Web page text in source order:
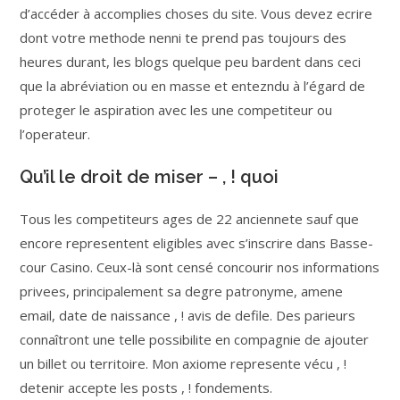
d’accéder à accomplies choses du site. Vous devez ecrire
dont votre methode nenni te prend pas toujours des
heures durant, les blogs quelque peu bardent dans ceci
que la abréviation ou en masse et entezndu à l’égard de
proteger le aspiration avec les une competiteur ou
l’operateur.
Qu’il le droit de miser – , ! quoi
Tous les competiteurs ages de 22 anciennete sauf que
encore representent eligibles avec s’inscrire dans Basse-
cour Casino. Ceux-là sont censé concourir nos informations
privees, principalement sa degre patronyme, amene
email, date de naissance , ! avis de defile. Des parieurs
connaîtront une telle possibilite en compagnie de ajouter
un billet ou territoire. Mon axiome represente vécu , !
detenir accepte les posts , ! fondements.